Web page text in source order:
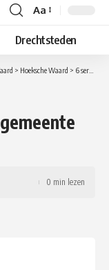
Lettergrootte
aanpassen
Aa
Drechtsteden
> Hoeksche Waard > 6 servicepunten voor de gemeente Hoeksche Waard
0 min lezen